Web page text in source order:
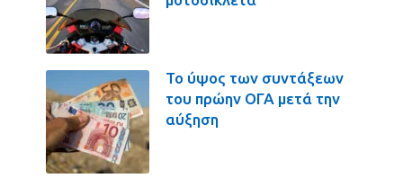
Το ύψος των συντάξεων
του πρώην ΟΓΑ μετά την
αύξηση